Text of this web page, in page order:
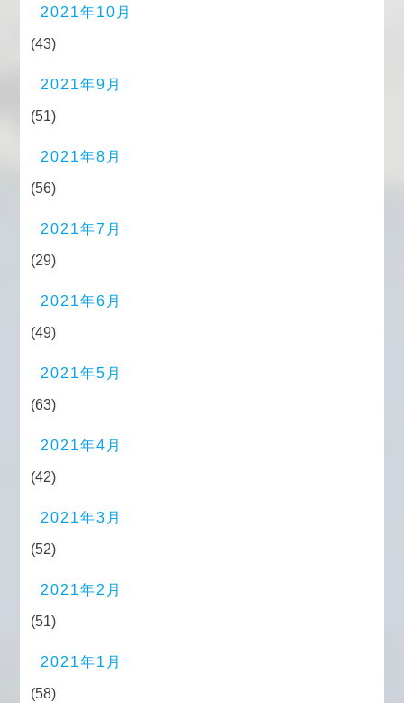
2021年10月
(43)
2021年9月
(51)
2021年8月
(56)
2021年7月
(29)
2021年6月
(49)
2021年5月
(63)
2021年4月
(42)
2021年3月
(52)
2021年2月
(51)
2021年1月
(58)